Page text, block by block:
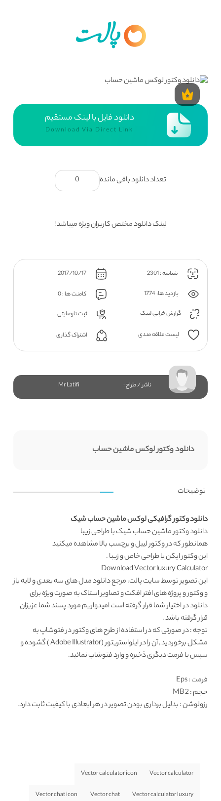
دانلود فایل با لینک مستقیم
Download Via Direct Link
تعداد دانلود باقی مانده 0
لینک دانلود مختص کاربران ویژه میباشد !
شناسه : 2301 2017/10/17
بازدید ها: 1774
کامنت ها : 0
گزارش خرابی لینک
ثبت نارضایتی
لیست علاقه مندی اشتراک گذاری
ناشر / طراح : Mr Latifi
دانلود وکتور لوکس ماشین حساب
توضیحات
دانلود وکتور گرافیکی لوکس ماشین حساب شیک
دانلود وکتورماشین حساب شیک با طراحی زیبا
همانطور که دروکتور لیبل و برچسببالا مشاهده میکنید
اینوکتور ایکنبا طراحی خاص و زیبا .
Download Vector luxury Calculator
این تصویر توسطسایت پالت، مرجعدانلود مدل های سه بعدیو لایه باز
و وکتور و پروژه های افتر افکت و تصاویر استاک به صورت ویژه برای
دانلود در اختیار شما قرار گرفته است امیدواریم مورد پسند شما عزیزان
قرار گرفته باشد .
توجه : در صورتی که در استفاده از طرح های وکتور در فتوشاپ به
مشکل برخوردید , آن را در ایلواستریتور (Adobe Illustrator ) گشوده و
سپس با فرمت دیگری ذخیره و وارد فتوشاپ نمائید.
فرمت: Eps
حجم : 2 MB
رزولوشن: بدلیل برداری بودن تصویر در هر ابعادی با کیفیت ثابت دارد.
Vector calculator
Vector calculator icon
Vector calculator luxury
Vector chat
Vector chat icon